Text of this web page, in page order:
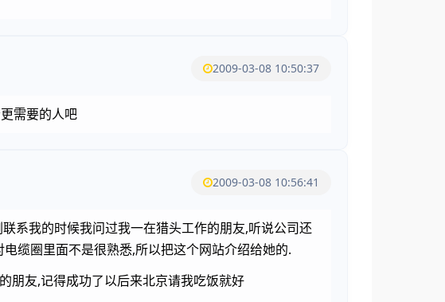
2009-03-08 10:50:37
需要的人吧
2009-03-08 10:56:41
系我的时候我问过我一在猎头工作的朋友,听说公司还
缆圈里面不是很熟悉,所以把这个网站介绍给她的.
朋友,记得成功了以后来北京请我吃饭就好